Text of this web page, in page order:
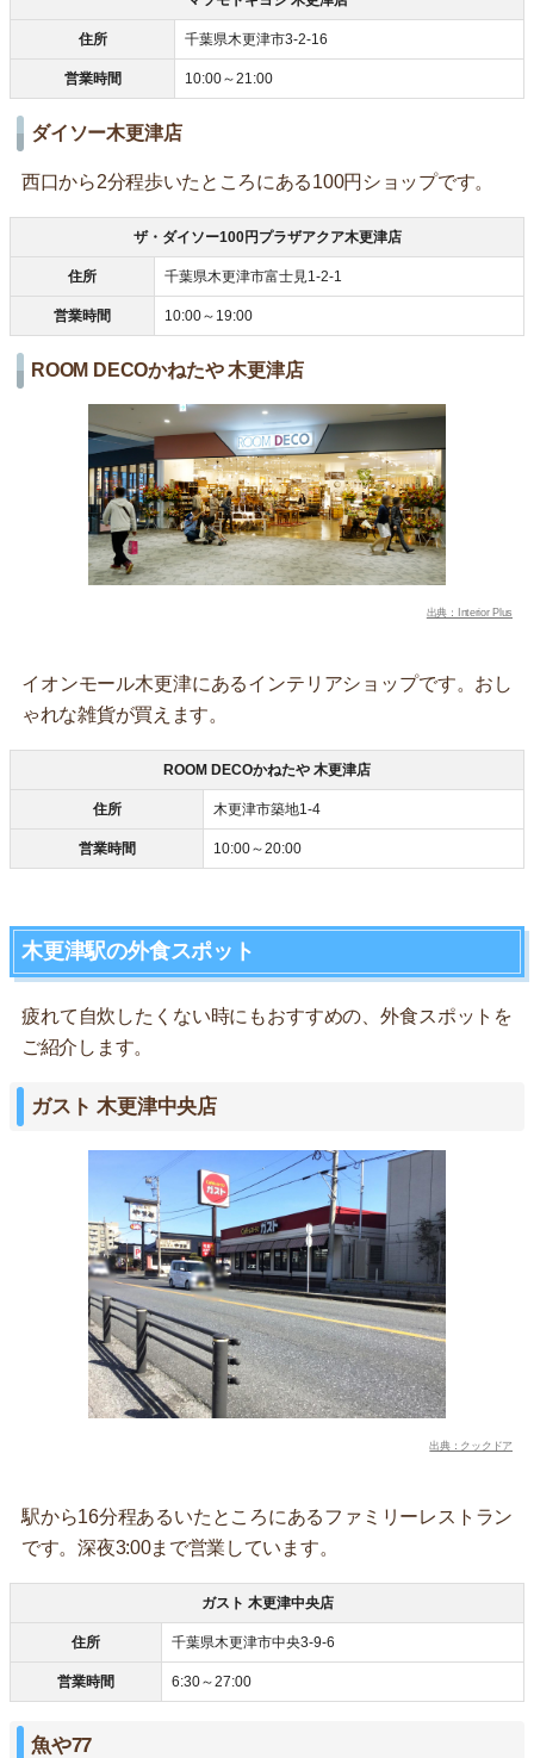
住所 千葉県木更津市3-2-16
営業時間 10:00～21:00
ダイソー木更津店
西口から2分程歩いたところにある100円ショップです。
ザ・ダイソー100円プラザアクア木更津店
住所 千葉県木更津市富士見1-2-1
営業時間 10:00～19:00
ROOM DECOかねたや 木更津店
出典：Interior Plus
イオンモール木更津にあるインテリアショップです。おし
ゃれな雑貨が買えます。
ROOM DECOかねたや 木更津店
住所 木更津市築地1-4
営業時間 10:00～20:00
木更津駅の外食スポット
疲れて自炊したくない時にもおすすめの、外食スポットを
ご紹介します。
ガスト 木更津中央店
出典：クックドア
駅から16分程あるいたところにあるファミリーレストラン
です。深夜3:00まで営業しています。
ガスト 木更津中央店
住所 千葉県木更津市中央3-9-6
営業時間 6:30～27:00
魚や77